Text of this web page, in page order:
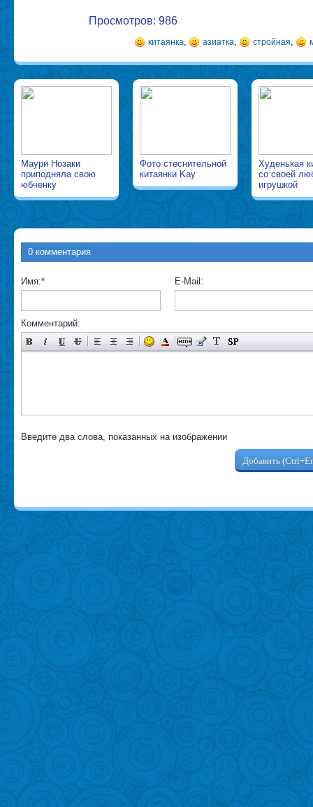
Просмотров: 986
китаянка, азиатка, стройная,
Маури Нозаки
приподняла свою
юбченку
Фото стеснительной
китаянки Kay
Худенькая
со своей
игрушкой
0 комментария
Имя:* E-Mail:
Комментарий:
Введите два слова, показанных на изображении
Добавить